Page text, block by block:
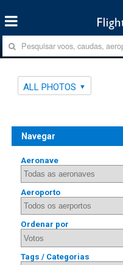
ALL PHOTOS
Navegar
Aeronave
Aeroporto
Ordenar por
Tags / Categorias